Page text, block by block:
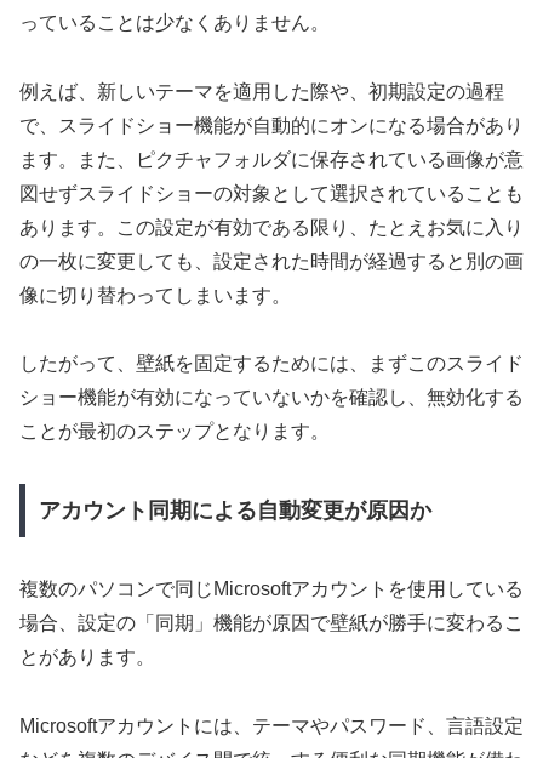
っていることは少なくありません。
例えば、新しいテーマを適用した際や、初期設定の過程
で、スライドショー機能が自動的にオンになる場合があり
ます。また、ピクチャフォルダに保存されている画像が意
図せずスライドショーの対象として選択されていることも
あります。この設定が有効である限り、たとえお気に入り
の一枚に変更しても、設定された時間が経過すると別の画
像に切り替わってしまいます。
したがって、壁紙を固定するためには、まずこのスライド
ショー機能が有効になっていないかを確認し、無効化する
ことが最初のステップとなります。
アカウント同期による自動変更が原因か
複数のパソコンで同じMicrosoftアカウントを使用している
場合、設定の「同期」機能が原因で壁紙が勝手に変わるこ
とがあります。
Microsoftアカウントには、テーマやパスワード、言語設定